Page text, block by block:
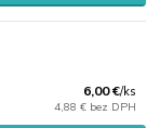
6,00 €/ks
4,88 € bez DPH